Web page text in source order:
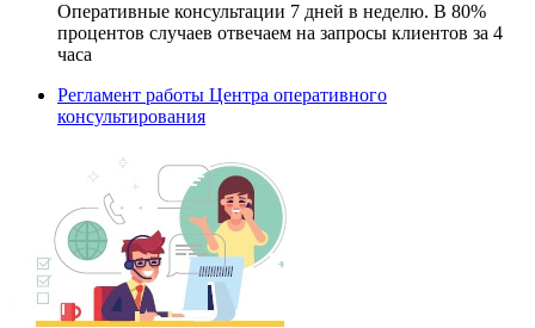
Оперативные консультации 7 дней в неделю. В 80%
процентов случаев отвечаем на запросы клиентов за 4
часа
Регламент работы Центра оперативного
консультирования